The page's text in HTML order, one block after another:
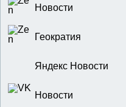
Новости
Геократия
Яндекс Новости
Новости